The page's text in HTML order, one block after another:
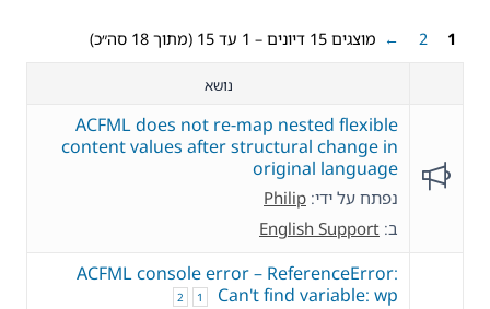
מוצגים 15 דיונים – 1 עד 15 (מתוך 18 סה״כ) 1
2
←
נושא
ACFML does not re-map nested flexible
content values after structural change in
original language
נפתח על ידי: Philip
ב: English Support
ACFML console error – ReferenceError:
Can't find variable: wp
1
2